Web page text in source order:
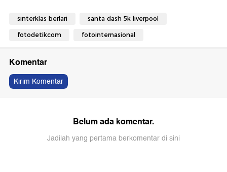
sinterklas berlari santa dash 5k liverpool
fotodetikcom fotointernasional
Komentar
Kirim Komentar
Belum ada komentar.
Jadilah yang pertama berkomentar di sini